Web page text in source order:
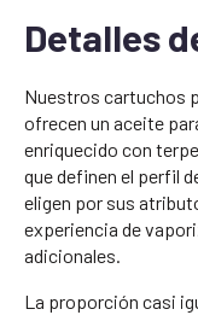
Detalles
Nuestros cartuchos
ofrecen un aceite
enriquecido con
que definen el perfil
eligen por sus
experiencia de
adicionales.
La proporción casi